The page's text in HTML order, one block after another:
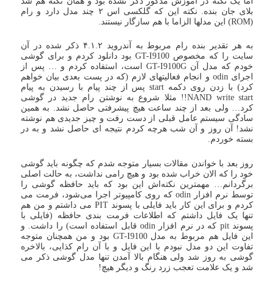
بلای جان بنده. نکته این که گلکسی اس ۲ چند مدل دارد و رام
(ROM) این مدلها الزاما با هم سازگار نیستند.
به هر تقدیر بنده رام مربوط به آندروید ۴.۱.۲ ذکر شده در آن
سایت را که مخصوص GT-I9100 بود دانلود کردم و برای گوشی
خودم که مدل آن GT-I9100G است، استفاده کردم و … پس از
اجرای odin و انجام فعالیتهای لازم (که در پست بعدی بیان خواهم
کرد) با زدن روی دکمه start پس از چند پیام با رسیدن به پیام
NAND write start!! مثلا شروع به نوشتن رام جدید در گوشی
کرد… ولی بعد از چند ساعت هیچ پیشرفتی حاصل نشد. به همین
سادگی سیستم عامل قبلی از دست رفت و چیز جدیدی هم نوشته
نشد! آن روز و آن شب هرچه کردم نتیجه ای حاصل نشد و به در
بسته خوردم.
روز بعد با خواندن مقالات بسیار متوجه شدم که چگونه باید گوشی
خود را که الان خراب شده بود و هیچ رامی نداشت، به حالت اصلی
برگردانم… مهمترین نکته‌اش این بود که باید حافظه گوشی را
توسط نرم افزار odin که روی کامپیوتر اجرا می‌شود، فرمت می
کردم و برای این کار باید فایلی با پسوند PIT می داشتم و من هم
تنها یک فایل داشتم که اطلاعات فرمت بندی حافظه (فایلی با
پسوند pit که در نرم افزار odin قابل استفاده است) را داشت. و
این فایل هم مربوط به مدل GT-I9100 بود و من همچنان متوجه
تفاوت این دو مدل نبودم با این فایل و با آن رام کذایی، بالاخره
گوشی به روز شد ولی هنگام بالا آمدن تنها مدل گوشی ذکر می
شد و یک علامت تعجب زرد رنگ و دیگر هیچ!